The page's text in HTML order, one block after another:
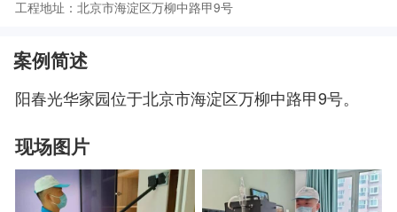
工程地址：北京市海淀区万柳中路甲9号
案例简述
阳春光华家园位于北京市海淀区万柳中路甲9号。
现场图片